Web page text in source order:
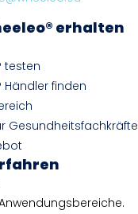
erhalten
testen
Händler finden
Gesundheitsfachkräfte